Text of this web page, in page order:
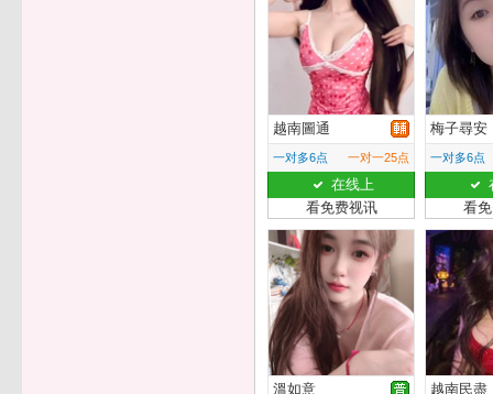
越南圖通
一对多6点 一对一25点
在线上
看免费视讯
梅子尋安
一对多6点
看
溫如意 越南民盡